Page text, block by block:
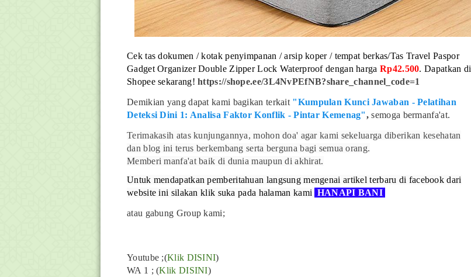
Cek tas dokumen / kotak penyimpanan / arsip koper / tempat berkas/Tas Travel Paspor
Gadget Organizer Double Zipper Lock Waterproof dengan harga Rp42.500. Dapatkan di
Shopee sekarang!https://shope.ee/3L4NvPEfNB?share_channel_code=1
Demikian yang dapat kami bagikan terkait "Kumpulan Kunci Jawaban - Pelatihan
Deteksi Dini 1: Analisa Faktor Konflik - Pintar Kemenag",semoga bermanfa'at.
Terimakasih atas kunjungannya, mohon doa' agar kami sekeluarga diberikan kesehatan
dan blog ini terus berkembang serta berguna bagi semua orang.
Memberi manfa'at baik di dunia maupun di akhirat.
Untuk mendapatkan pemberitahuan langsung mengenai artikel terbaru di facebook dari
website ini silakan klik suka pada halaman kami HANAPI BANI
atau gabung Group kami;
Youtube ;(Klik DISINI)
WA 1 ; (Klik DISINI)